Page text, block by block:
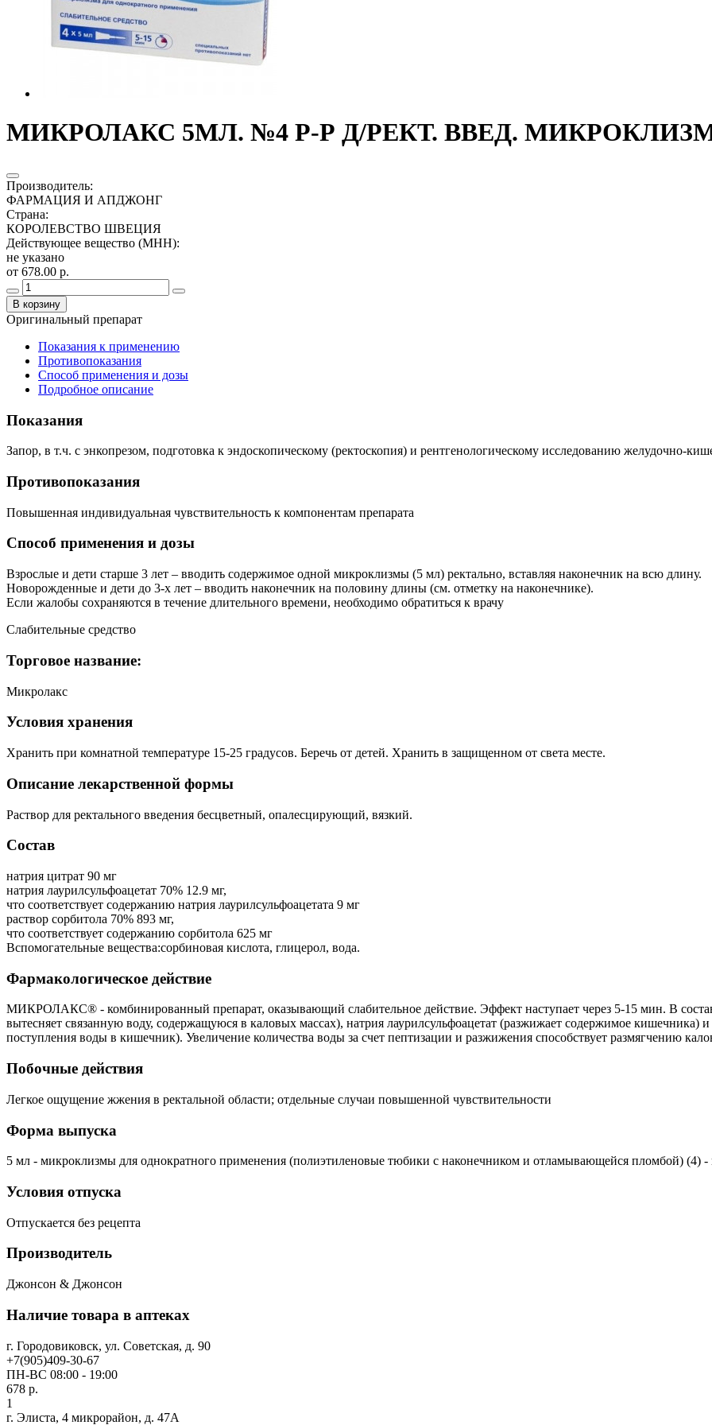
МИКРОЛАКС 5МЛ. №4 Р-Р Д/РЕКТ. ВВЕД.
Производитель:
ФАРМАЦИЯ И АПДЖОНГ
Страна:
КОРОЛЕВСТВО ШВЕЦИЯ
Действующее вещество (МНН):
не указано
от 678.00 р.
В корзину
Оригинальный препарат
Показания к применению
Противопоказания
Способ применения и дозы
Подробное описание
Показания
Запор, в т.ч. с энкопрезом, подготовка к эндоскопическому (ректоскопия) и рентгенологическому исследованию желудочно-
Противопоказания
Повышенная индивидуальная чувствительность к компонентам препарата
Способ применения и дозы
Взрослые и дети старше 3 лет – вводить содержимое одной микроклизмы (5 мл) ректально, вставляя наконечник на всю длину.
Новорожденные и дети до 3-х лет – вводить наконечник на половину длины (см. отметку на наконечнике).
Если жалобы сохраняются в течение длительного времени, необходимо обратиться к врачу
Слабительные средство
Торговое название:
Микролакс
Условия хранения
Хранить при комнатной температуре 15-25 градусов. Беречь от детей. Хранить в защищенном от света месте.
Описание лекарственной формы
Раствор для ректального введения бесцветный, опалесцирующий, вязкий.
Состав
натрия цитрат 90 мг
натрия лаурилсульфоацетат 70% 12.9 мг,
что соответствует содержанию натрия лаурилсульфоацетата 9 мг
раствор сорбитола 70% 893 мг,
что соответствует содержанию сорбитола 625 мг
Вспомогательные вещества:сорбиновая кислота, глицерол, вода.
Фармакологическое действие
МИКРОЛАКС® - комбинированный препарат, оказывающий слабительное действие. Эффект наступает через 5-15 мин. В состав
вытесняет связанную воду, содержащуюся в каловых массах), натрия лаурилсульфоацетат (разжижает содержимое кишечника)
поступления воды в кишечник). Увеличение количества воды за счет пептизации и разжижения способствует размягчению
Побочные действия
Легкое ощущение жжения в ректальной области; отдельные случаи повышенной чувствительности
Форма выпуска
5 мл - микроклизмы для однократного применения (полиэтиленовые тюбики с наконечником и отламывающейся пломбой) (4) -
Условия отпуска
Отпускается без рецепта
Производитель
Джонсон & Джонсон
Наличие товара в аптеках
г. Городовиковск, ул. Советская, д. 90
+7(905)409-30-67
ПН-ВС 08:00 - 19:00
678 р.
1
г. Элиста, 4 микрорайон, д. 47А